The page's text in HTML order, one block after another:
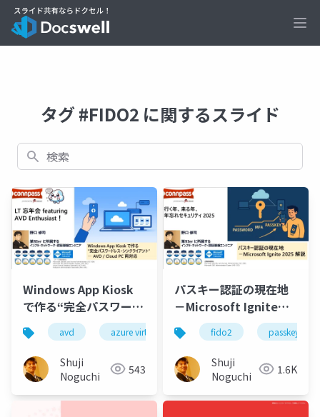
タグ #FIDO2 に関するスライド
検索
Windows App Kiosk
で作る“完全パスワード
レス・シンクライアン
ト”－ AVD／CloudPC
両対応
avd azure virtual desktop パスキー
Shuji
Noguchi
543
パスキー認証の現在地
－Microsoft Ignite
2025 解説
fido2 passkey
Shuji
Noguchi
1.6K